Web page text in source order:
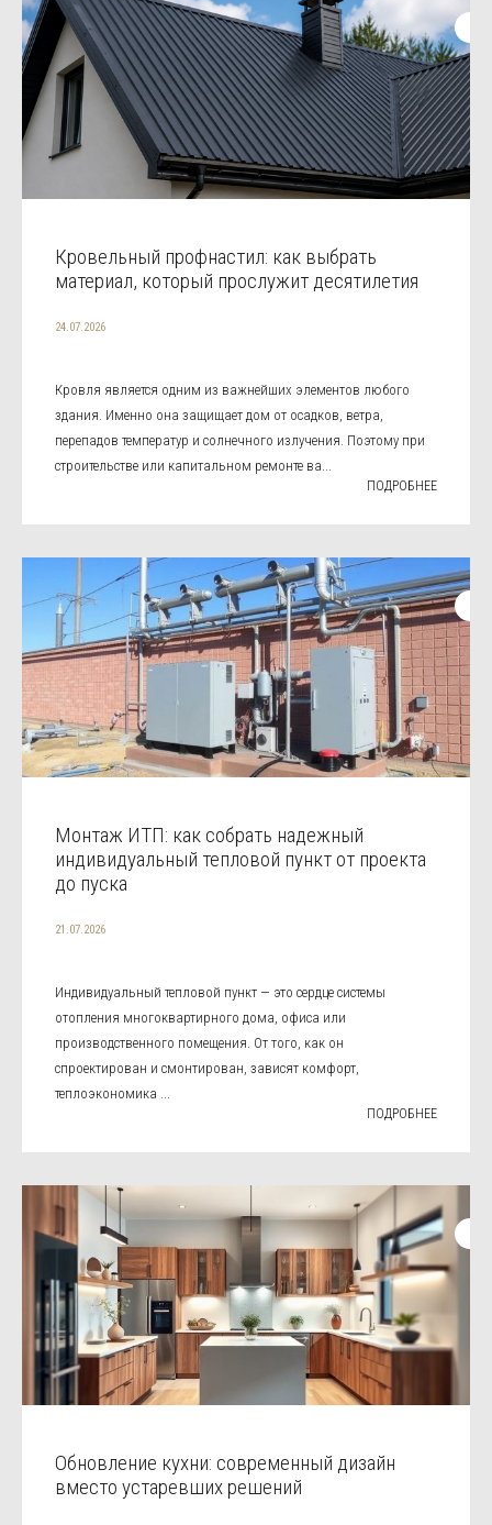
Кровельный профнастил: как выбрать
материал, который прослужит десятилетия
24.07.2026
Кровля является одним из важнейших элементов любого
здания. Именно она защищает дом от осадков, ветра,
перепадов температур и солнечного излучения. Поэтому при
строительстве или капитальном ремонте ва...
ПОДРОБНЕЕ
Монтаж ИТП: как собрать надежный
индивидуальный тепловой пункт от проекта
до пуска
21.07.2026
Индивидуальный тепловой пункт — это сердце системы
отопления многоквартирного дома, офиса или
производственного помещения. От того, как он
спроектирован и смонтирован, зависят комфорт,
теплоэкономика ...
ПОДРОБНЕЕ
Обновление кухни: современный дизайн
вместо устаревших решений